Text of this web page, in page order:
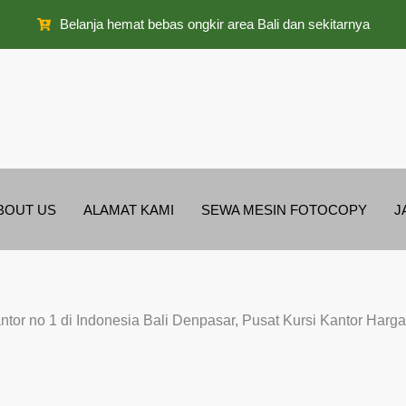
Belanja hemat bebas ongkir area Bali dan sekitarnya
US ALAMAT KAMI SEWA MESIN FOTOCOPY
no 1 di Indonesia Bali Denpasar, Pusat Kursi Kantor